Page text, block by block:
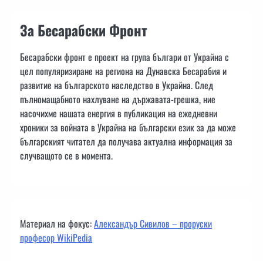
За Бесарабски Фронт
Бесарабски фронт е проект на група българи от Украйна с
цел популяризиране на региона на Дунавска Бесарабия и
развитие на българското наследство в Украйна. След
пълномащабното нахлуване на държавата-грешка, ние
насочихме нашата енергия в публикация на ежедневни
хроники за войната в Украйна на български език за да може
българският читател да получава актуална информация за
случващото се в момента.
Материал на фокус:Александър Сивилов – проруски
професор WikiPedia